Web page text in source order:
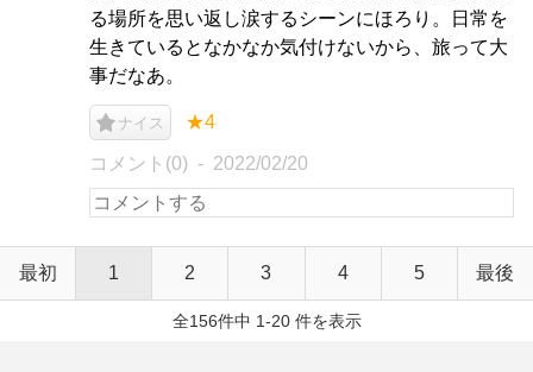
る場所を思い返し涙するシーンにほろり。日常を
生きているとなかなか気付けないから、旅って大
事だなあ。
ナイス ★4
コメント(0) 2022/02/20
最初 1 2 3 4 5 最後
全156件中 1-20 件を表示